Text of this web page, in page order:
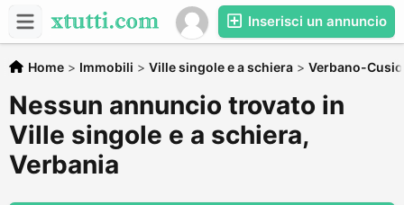
Inserisci un annuncio
Home > Immobili > Ville singole e a schiera > Verbano-
Nessun annuncio trovato in
Ville singole e a schiera,
Verbania